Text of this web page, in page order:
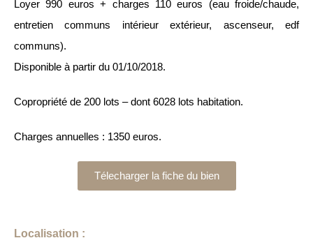
Loyer 990 euros + charges 110 euros (eau froide/chaude,
entretien communs intérieur extérieur, ascenseur, edf
communs).
Disponible à partir du 01/10/2018.
Copropriété de 200 lots – dont 6028 lots habitation.
Charges annuelles : 1350 euros.
Télecharger la fiche du bien
Localisation :